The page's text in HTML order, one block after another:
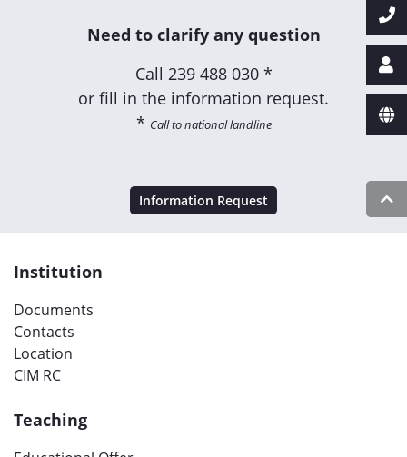
Need to clarify any question
Call 239 488 030 *
or fill in the information request.
* Call to national landline
Information Request
Institution
Documents
Contacts
Location
CIM RC
Teaching